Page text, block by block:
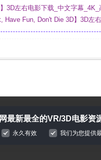
3D左右电影下载_中文字幕
Have Fun, Don't Die 3D】3D左
最新最全的VR/3D电影资
永久有效 我们为您提供